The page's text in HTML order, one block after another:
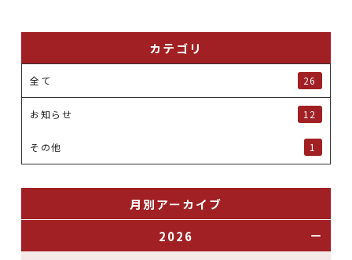
カテゴリ
全て 26
お知らせ 12
その他 1
月別アーカイブ
2026